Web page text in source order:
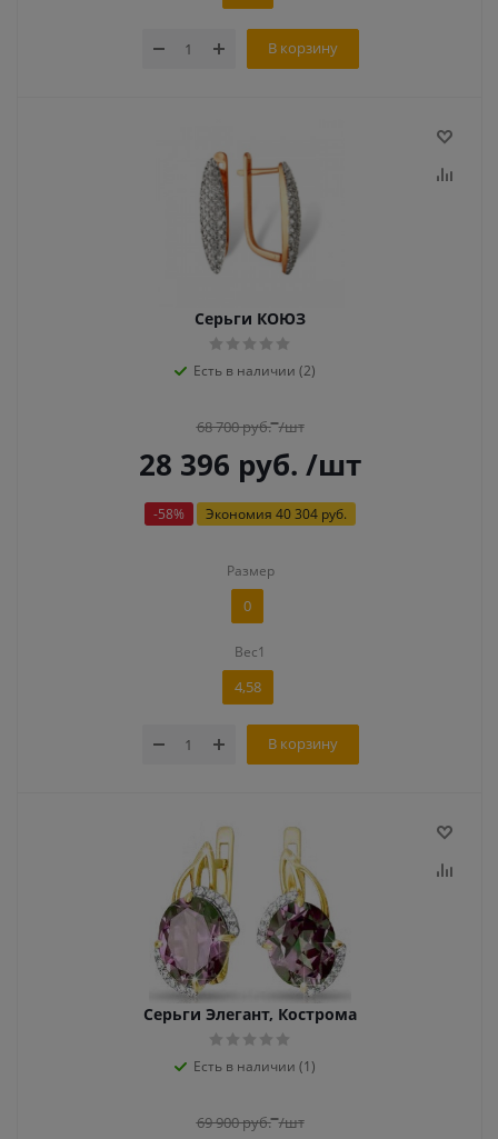
В корзину
Серьги КОЮЗ
Есть в наличии (2)
68 700руб. /шт
28 396 руб. /шт
-58% Экономия 40 304 руб.
Размер
0
Вес1
4,58
В корзину
Серьги Элегант, Кострома
Есть в наличии (1)
69 900руб. /шт